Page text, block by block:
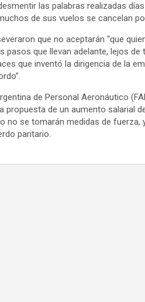
las palabras realizadas
de sus vuelos se cancelan
que no aceptarán “que
que llevan adelante, lejos de
que inventó la dirigencia de la
de Personal Aeronáutico
de un aumento salarial
no se tomarán medidas de fuerza,
paritario.